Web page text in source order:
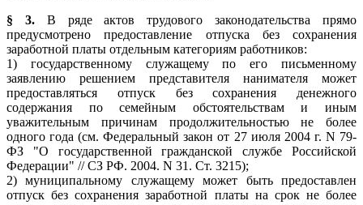
§ 3. В ряде актов трудового законодательства прямо
предусмотрено предоставление отпуска без сохранения
заработной платы отдельным категориям работников:
1) государственному служащему по его письменному
заявлению решением представителя нанимателя может
предоставляться отпуск без сохранения денежного
содержания по семейным обстоятельствам и иным
уважительным причинам продолжительностью не более
одного года (см. Федеральный закон от 27 июля 2004 г. N 79-
ФЗ "О государственной гражданской службе Российской
Федерации" // СЗ РФ. 2004. N 31. Ст. 3215);
2) муниципальному служащему может быть предоставлен
отпуск без сохранения заработной платы на срок не более